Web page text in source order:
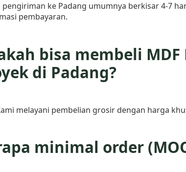
pengiriman ke Padang umumnya berkisar 4-7
pembayaran.
bisa membeli
di Padang?
melayani pembelian grosir dengan harga
minimal order